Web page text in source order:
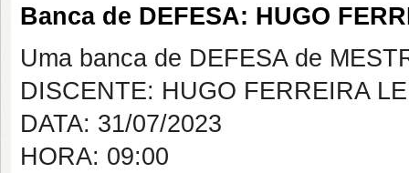
Banca de DEFESA: HUGO
Uma banca de DEFESA de
DISCENTE: HUGO FERREIRA
DATA: 31/07/2023
HORA: 09:00